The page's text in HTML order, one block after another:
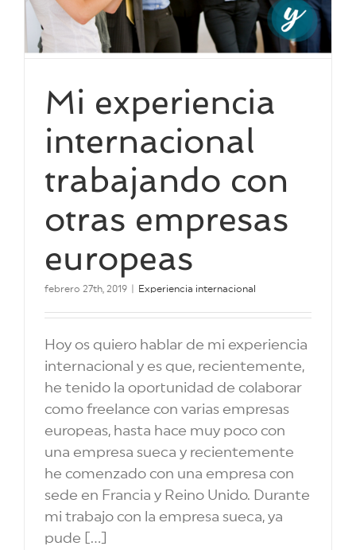
Mi experiencia
internacional
trabajando con
otras empresas
europeas
febrero 27th, 2019 Experiencia internacional
Hoy os quiero hablar de mi experiencia
internacional y es que, recientemente,
he tenido la oportunidad de colaborar
como freelance con varias empresas
europeas, hasta hace muy poco con
una empresa sueca y recientemente
he comenzado con una empresa con
sede en Francia y Reino Unido. Durante
mi trabajo con la empresa sueca, ya
pude [...]